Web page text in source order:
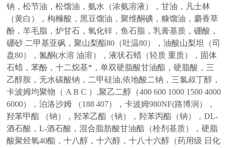
钠，松节油，松馏油，氨水（浓氨溶液），甘油，凡士林
（黄白），枸橼酸，黑豆馏油，聚维酮碘，糠馏油，麝香草
酚，羊毛脂，炉甘石，氧化锌，鱼石脂，乳膏基质，硼酸，
硼砂 二甲基亚砜，聚山梨酯80（吐温80），油酸山梨坦（司
盘80），氮酮(水溶 油溶），液状石蜡（轻质 重质），固体
石蜡，苯酚，十二烷基*，单双硬脂酸甘油酯，硬脂酸，三
乙醇胺，无水碳酸钠，二甲硅油,依地酸二钠，三氯叔丁醇，
卡波姆均聚物（ A B C ）,聚乙二醇（400 600 1000 1500 4000
6000），泊洛沙姆 （188 407），卡波姆980NF(路博润），
羟苯甲酯 （钠），羟苯乙酯（钠），羟苯丙酯（钠），DL-
酒石酸，L-酒石酸，混合脂肪酸甘油酯（栓剂基质），硬脂
酸聚烃氧40酯，十八醇，十六醇，十八十六醇（药用级 日化